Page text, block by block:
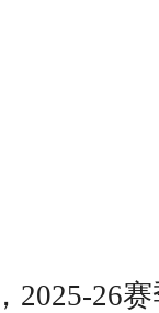
2025-26